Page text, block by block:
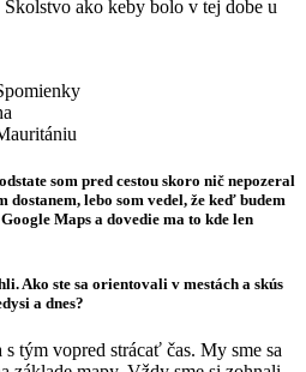
ako keby bolo v tej dobe u
som pred cestou skoro nič nepozeral
dostanem, lebo som vedel, že keď budem
Maps a dovedie ma to kde len
Ako ste sa orientovali v mestách a skús
a dnes?
s tým vopred strácať čas. My sme sa